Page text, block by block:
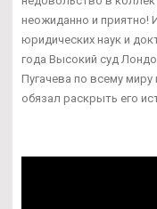
неожиданно и приятно!
юридических наук и
года Высокий суд
Пугачева по всему
обязал раскрыть его